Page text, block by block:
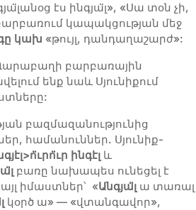
էս ինգյա̈լ», «Սա տօն չի,
կապակցության մեջ
կախ «թույլ, դանդաղաշարժ»:
բարբառային
ենք նաև Սյունիքում
բազմազանությունից
համանուններ. Սյունիք-
ւրուր ինգէլ և
լ բառը նախապես ունեցել է
իմաստներ՝ «Անգյալ ա տառալ
լ կօրծ ա» — «վտանգավոր»,